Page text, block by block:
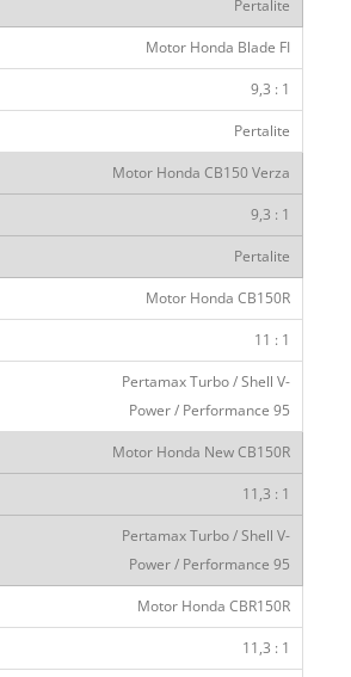
Pertalite
Motor Honda Blade FI
9,3 : 1
Pertalite
Motor Honda CB150 Verza
9,3 : 1
Pertalite
Motor Honda CB150R
11 : 1
Pertamax Turbo / Shell V-
Power / Performance 95
Motor Honda New CB150R
11,3 : 1
Pertamax Turbo / Shell V-
Power / Performance 95
Motor Honda CBR150R
11,3 : 1